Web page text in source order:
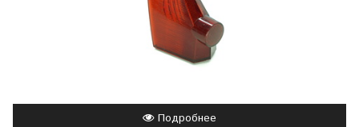
Подробнее